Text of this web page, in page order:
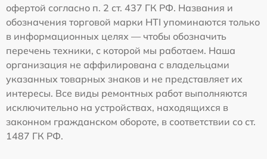
офертой согласно п. 2 ст. 437 ГК РФ. Названия и
обозначения торговой марки HTI упоминаются только
в информационных целях — чтобы обозначить
перечень техники, с которой мы работаем. Наша
организация не аффилирована с владельцами
указанных товарных знаков и не представляет их
интересы. Все виды ремонтных работ выполняются
исключительно на устройствах, находящихся в
законном гражданском обороте, в соответствии со ст.
1487 ГК РФ.